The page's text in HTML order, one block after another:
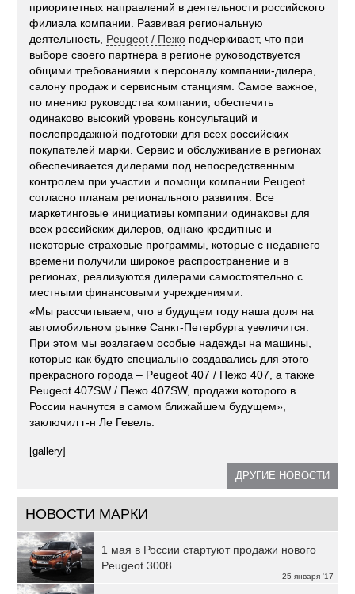
приоритетных направлений в деятельности российского
филиала компании. Развивая региональную
деятельность, Peugeot / Пежо подчеркивает, что при
выборе своего партнера в регионе руководствуется
общими требованиями к персоналу компании-дилера,
салону продаж и сервисным станциям. Самое важное,
по мнению руководства компании, обеспечить
одинаково высокий уровень консультаций и
послепродажной подготовки для всех российских
покупателей марки. Сервис и обслуживание в регионах
обеспечивается дилерами под непосредственным
контролем при участии и помощи компании Peugeot
согласно планам регионального развития. Все
маркетинговые инициативы компании одинаковы для
всех российских дилеров, однако кредитные и
некоторые страховые программы, которые с недавнего
времени получили широкое распространение и в
регионах, реализуются дилерами самостоятельно с
местными финансовыми учреждениями.
«Мы рассчитываем, что в будущем году наша доля на
автомобильном рынке Санкт-Петербурга увеличится.
При этом мы возлагаем особые надежды на машины,
которые как будто специально создавались для этого
прекрасного города – Peugeot 407 / Пежо 407, а также
Peugeot 407SW / Пежо 407SW, продажи которого в
России начнутся в самом ближайшем будущем»,
заключил г-н Ле Гевель.
[gallery]
ДРУГИЕ НОВОСТИ
НОВОСТИ МАРКИ
25 января '17
1 мая в России стартуют продажи нового
Peugeot 3008